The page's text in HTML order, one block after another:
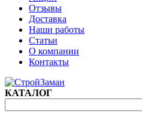
Отзывы
Доставка
Наши работы
Статьи
О компании
Контакты
КАТАЛОГ